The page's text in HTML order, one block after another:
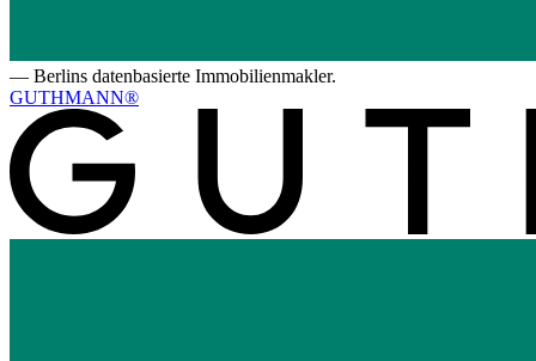
— Berlins datenbasierte Immobilienmakler.
GUTHMANN®